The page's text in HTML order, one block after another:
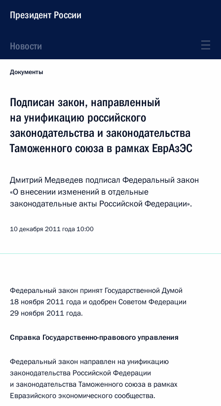
Президент России
Новости
Документы
Подписан закон, направленный
на унификацию российского
законодательства и законодательства
Таможенного союза в рамках ЕврАзЭС
Дмитрий Медведев подписал Федеральный закон
«О внесении изменений в отдельные
законодательные акты Российской Федерации».
10 декабря 2011 года 10:00
Федеральный закон принят Государственной Думой
18 ноября 2011 года и одобрен Советом Федерации
29 ноября 2011 года.
Справка Государственно-правового управления
Федеральный закон направлен на унификацию
законодательства Российской Федерации
и законодательства Таможенного союза в рамках
Евразийского экономического сообщества.